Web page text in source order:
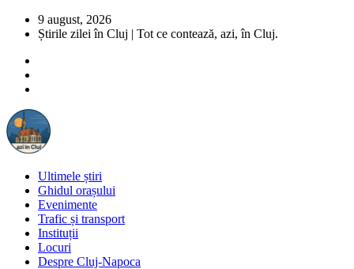
9 august, 2026
Știrile zilei în Cluj | Tot ce contează, azi, în Cluj.
Ultimele știri
Ghidul orașului
Evenimente
Trafic și transport
Instituții
Locuri
Despre Cluj-Napoca